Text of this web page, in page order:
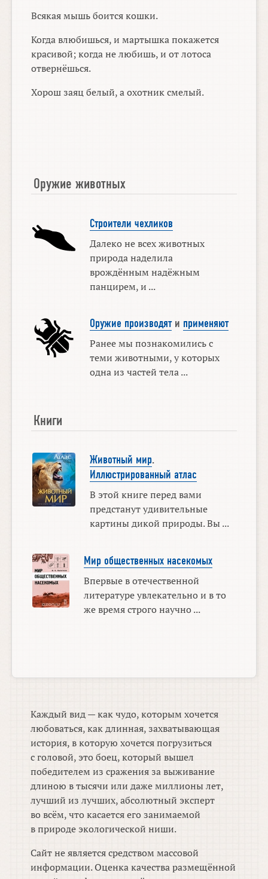
Всякая мышь боится кошки.
Когда влюбишься, и мартышка покажется
красивой; когда не любишь, и от лотоса
отвернёшься.
Хорош заяц белый, а охотник смелый.
Оружие животных
Строители чехликов
Далеко не всех животных
природа наделила
врождённым надёжным
панцирем, и ...
Оружие производяти применяют
Ранее мы познакомились с
теми животными, у которых
одна из частей тела ...
Книги
Животный мир.
Иллюстрированный атлас
В этой книге перед вами
предстанут удивительные
картины дикой природы. Вы ...
Мир общественных насекомых
Впервые в отечественной
литературе увлекательно и в то
же время строго научно ...
Каждый вид — как чудо, которым хочется
любоваться, как длинная, захватывающая
история, в которую хочется погрузиться
с головой, это боец, который вышел
победителем из сражения за выживание
длиною в тысячи или даже миллионы лет,
лучший из лучших, абсолютный эксперт
во всём, что касается его занимаемой
в природе экологической ниши.
Сайт не является средством массовой
информации. Оценка качества размещённой